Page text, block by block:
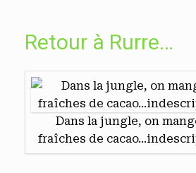
Retour à Rurre…
Dans la jungle, on
fraîches de